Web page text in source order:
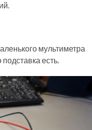
мультиметра
есть.